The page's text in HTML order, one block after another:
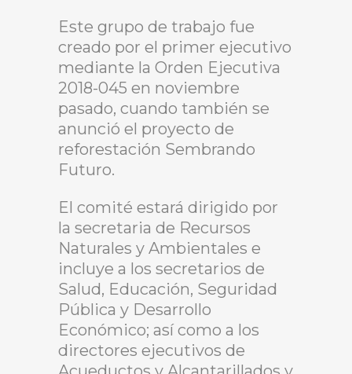
Este grupo de trabajo fue
creado por el primer ejecutivo
mediante la Orden Ejecutiva
2018-045 en noviembre
pasado, cuando también se
anunció el proyecto de
reforestación Sembrando
Futuro.
El comité estará dirigido por
la secretaria de Recursos
Naturales y Ambientales e
incluye a los secretarios de
Salud, Educación, Seguridad
Pública y Desarrollo
Económico; así como a los
directores ejecutivos de